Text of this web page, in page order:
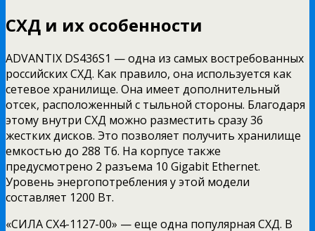
СХД и их особенности
ADVANTIX DS436S1 — одна из самых востребованных
российских СХД. Как правило, она используется как
сетевое хранилище. Она имеет дополнительный
отсек, расположенный с тыльной стороны. Благодаря
этому внутри СХД можно разместить сразу 36
жестких дисков. Это позволяет получить хранилище
емкостью до 288 Тб. На корпусе также
предусмотрено 2 разъема 10 Gigabit Ethernet.
Уровень энергопотребления у этой модели
составляет 1200 Вт.
«СИЛА CX4-1127-00» — еще одна популярная СХД. В